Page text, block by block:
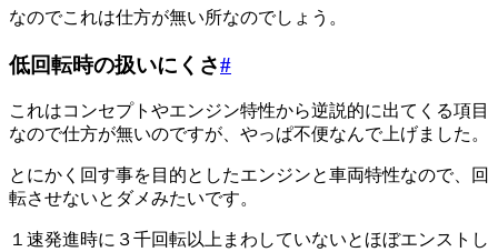
なのでこれは仕方が無い所なのでしょう。
低回転時の扱いにくさ#
これはコンセプトやエンジン特性から逆説的に出てくる項目
なので仕方が無いのですが、やっぱ不便なんで上げました。
とにかく回す事を目的としたエンジンと車両特性なので、回
転させないとダメみたいです。
１速発進時に３千回転以上まわしていないとほぼエンストし